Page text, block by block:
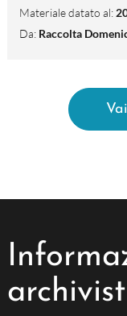
Materiale datato al:
Da: Raccolta